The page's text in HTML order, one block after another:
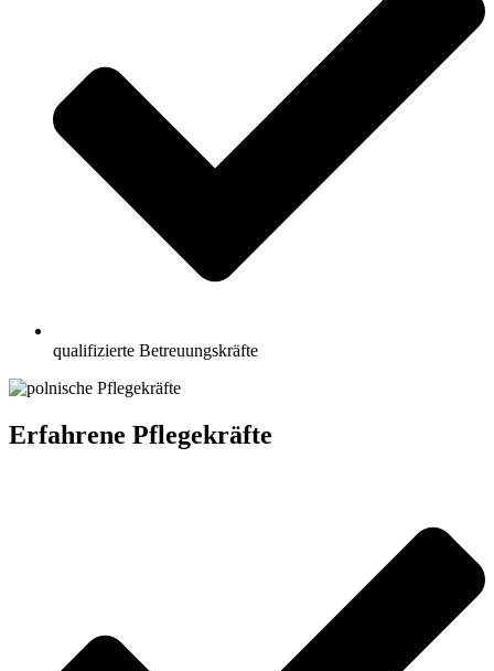
qualifizierte Betreuungskräfte
Erfahrene Pflegekräfte